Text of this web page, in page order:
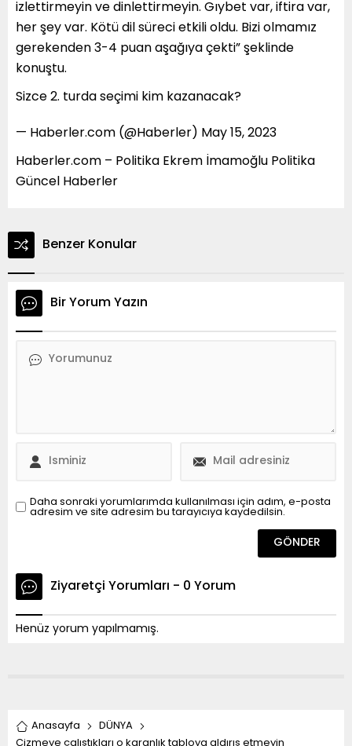
izlettirmeyin ve dinlettirmeyin. Gıybet var, iftira var,
her şey var. Kötü dil süreci etkili oldu. Bizi olmamız
gerekenden 3-4 puan aşağıya çekti” şeklinde
konuştu.
Sizce 2. turda seçimi kim kazanacak?
— Haberler.com (@Haberler) May 15, 2023
Haberler.com – Politika Ekrem İmamoğlu Politika
Güncel Haberler
Benzer Konular
Bir Yorum Yazın
Daha sonraki yorumlarımda kullanılması için adım, e-posta
adresim ve site adresim bu tarayıcıya kaydedilsin.
Ziyaretçi Yorumları - 0 Yorum
Henüz yorum yapılmamış.
Anasayfa
DÜNYA
Çizmeye çalıştıkları o karanlık tabloya aldırış etmeyin